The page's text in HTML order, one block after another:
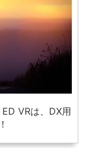
VRは、DX用